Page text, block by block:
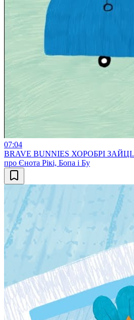
07:04
BRAVE BUNNIES ХОРОБРІ ЗАЙЦІ.
про Єнота Рікі, Бопа і Бу